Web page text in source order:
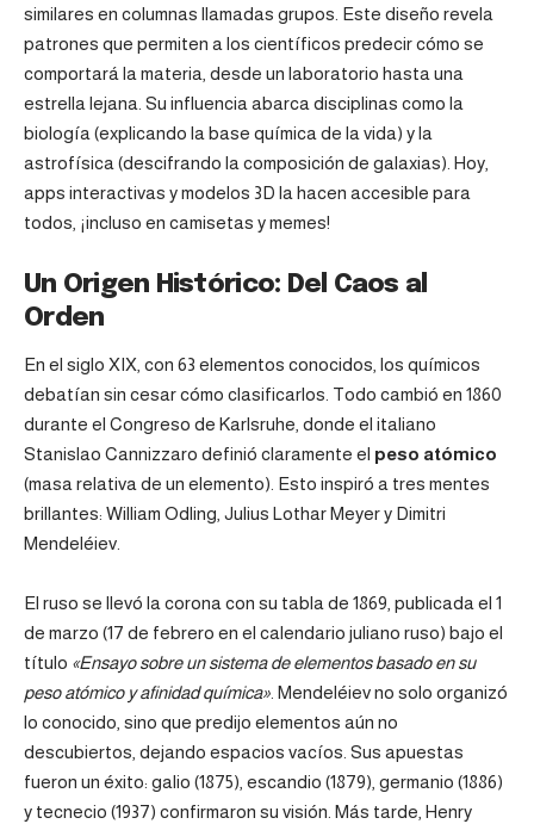
similares en columnas llamadas grupos. Este diseño revela
patrones que permiten a los científicos predecir cómo se
comportará la materia, desde un laboratorio hasta una
estrella lejana. Su influencia abarca disciplinas como la
biología (explicando la base química de la vida) y la
astrofísica (descifrando la composición de galaxias). Hoy,
apps interactivas y modelos 3D la hacen accesible para
todos, ¡incluso en camisetas y memes!
Un Origen Histórico: Del Caos al
Orden
En el siglo XIX, con 63 elementos conocidos, los químicos
debatían sin cesar cómo clasificarlos. Todo cambió en 1860
durante el Congreso de Karlsruhe, donde el italiano
Stanislao Cannizzaro definió claramente el peso atómico
(masa relativa de un elemento). Esto inspiró a tres mentes
brillantes: William Odling, Julius Lothar Meyer y Dimitri
Mendeléiev.
El ruso se llevó la corona con su tabla de 1869, publicada el 1
de marzo (17 de febrero en el calendario juliano ruso) bajo el
título «Ensayo sobre un sistema de elementos basado en su
peso atómico y afinidad química» . Mendeléiev no solo organizó
lo conocido, sino que predijo elementos aún no
descubiertos, dejando espacios vacíos. Sus apuestas
fueron un éxito: galio (1875), escandio (1879), germanio (1886)
y tecnecio (1937) confirmaron su visión. Más tarde, Henry